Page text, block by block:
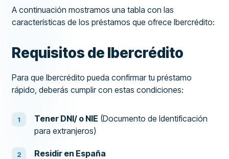
A continuación mostramos una tabla con las
características de los préstamos que ofrece Ibercrédito:
Requisitos de Ibercrédito
Para que Ibercrédito pueda confirmar tu préstamo
rápido, deberás cumplir con estas condiciones:
Tener DNI/ o NIE (Documento de Identificación
para extranjeros)
Residir en España